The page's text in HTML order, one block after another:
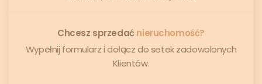
Chcesz sprzedaćnieruchomość?
Wypełnij formularz i dołącz do setek zadowolonych
Klientów.